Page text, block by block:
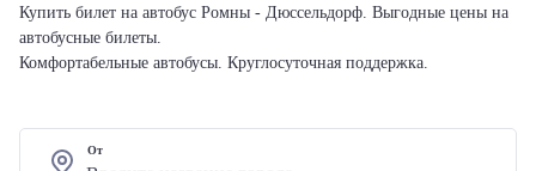
Купить билет на автобус Ромны - Дюссельдорф. Выгодные цены на
автобусные билеты.
Комфортабельные автобусы. Круглосуточная поддержка.
От